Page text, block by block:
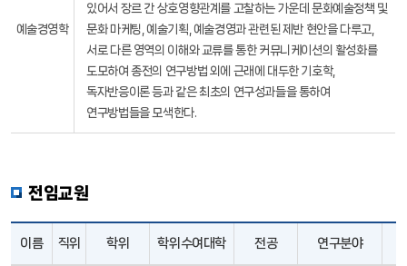
예술경영학
있어서 장르 간 상호영향관계를 고찰하는 가운데 문화예술정책 및
문화 마케팅, 예술기획, 예술경영과 관련된 제반 현안을 다루고,
서로 다른 영역의 이해와 교류를 통한 커뮤니케이션의 활성화를
도모하여 종전의 연구방법 외에 근래에 대두한 기호학,
독자반응이론 등과 같은 최초의 연구성과들을 통하여
연구방법들을 모색한다.
전임교원
이름 직위 학위 학위수여대학 전공 연구분야